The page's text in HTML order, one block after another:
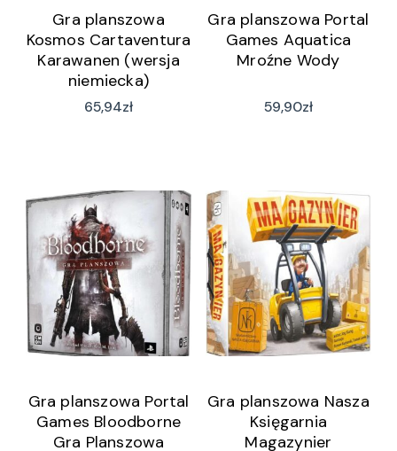
Gra planszowa
Kosmos Cartaventura
Karawanen (wersja
niemiecka)
65,94zł
Gra planszowa Portal
Games Aquatica
Mroźne Wody
59,90zł
Gra planszowa Portal
Games Bloodborne
Gra Planszowa
Gra planszowa Nasza
Księgarnia
Magazynier